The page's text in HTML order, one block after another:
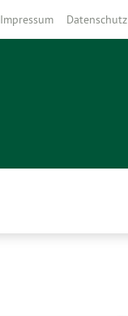
Impressum Datenschutz